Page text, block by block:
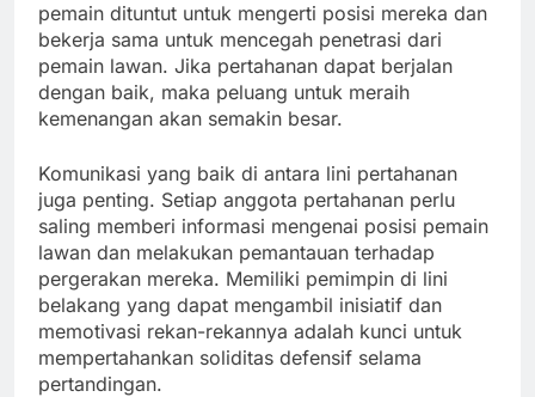
pemain dituntut untuk mengerti posisi mereka dan
bekerja sama untuk mencegah penetrasi dari
pemain lawan. Jika pertahanan dapat berjalan
dengan baik, maka peluang untuk meraih
kemenangan akan semakin besar.
Komunikasi yang baik di antara lini pertahanan
juga penting. Setiap anggota pertahanan perlu
saling memberi informasi mengenai posisi pemain
lawan dan melakukan pemantauan terhadap
pergerakan mereka. Memiliki pemimpin di lini
belakang yang dapat mengambil inisiatif dan
memotivasi rekan-rekannya adalah kunci untuk
mempertahankan soliditas defensif selama
pertandingan.